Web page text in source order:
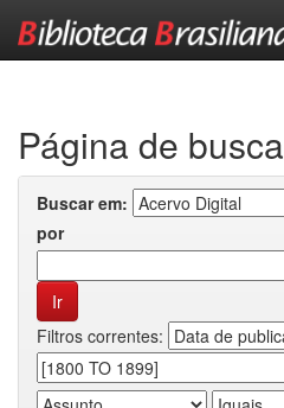
Página de busca
Buscar em:
por
Filtros correntes: